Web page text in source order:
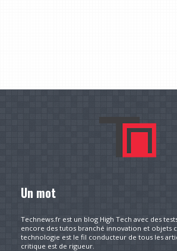
Un mot
Technews.fr est un blog High Tech avec des
encore des tutos branché innovation et objets
technologie est le fil conducteur de tous les
critique est de rigueur.